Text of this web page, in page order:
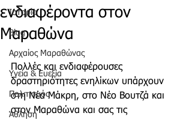
Ιστορία
Blog
Αρχαίος Μαραθώνας
Υγεία & Ευεξία
Πολιτισμός
Άθληση
ενδιαφέροντα στον
Μαραθώνα
Πολλές και ενδιαφέρουσες
δραστηριότητες ενηλίκων υπάρχουν
στη Νέα Μάκρη, στο Νέο Βουτζά και
στον Μαραθώνα και σας τις